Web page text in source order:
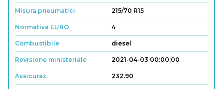
Misura pneumatici 215/70 R15
Normativa EURO 4
Combustibile diesel
Revisione ministeriale 2021-04-03 00:00:00
Assicuraz. 232.90